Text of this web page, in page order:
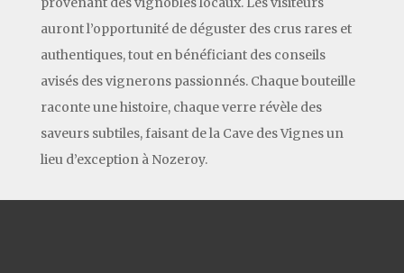
auront l’opportunité de déguster des crus rares et
authentiques, tout en bénéficiant des conseils
avisés des vignerons passionnés. Chaque bouteille
raconte une histoire, chaque verre révèle des
saveurs subtiles, faisant de la Cave des Vignes un
lieu d’exception à Nozeroy.